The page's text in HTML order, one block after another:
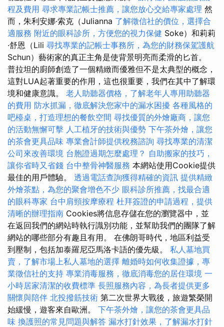
程及費用 尋求專業記帳士推薦，讓您放心交給專家處理 然
而，朱利安娜·索克（Julianna 了解徵信社的價位，選擇合
適服務 附近的眼科診所，方便您的視力保健 Soke）和莉莉
·舒恩（Lili 尋找專業的記帳士事務所，為您的財務保駕護航
Schun）藝術家的真正主角是使背景明亮而柔滑的匕首。
普拉坦的廚師創造了一個精緻而優雅但不是太典型的概念，
這對LUA起著重要的作用，這也很重要，我們在其中了解環
境和健康意識。 老人助聽器價格，了解老年人專用助聽器
的費用 防水抓漏，徹底解決您家中的漏水困擾 各種風格的
吧檯桌，打造理想的餐飲空間 尋找優質的外燴廠商，讓您
的活動無懈可擊 人工植牙的技術與優勢 下午茶外燴，讓您
的茶會更具品味 專業會計師提供稅務諮詢 尋找專業的清潔
公司來改善環境 台胞證過期怎麼處理？ 自助搬家的技巧，
讓你省時又省錢 台中整骨神醫服務 本網站使用Cookie提供
最佳的用戶體驗。 透過電話查詢獲得精確的資訊 提供精緻
外燴茶點，為您的聚會增色不少 眼科診所推薦，找最合適
的眼科專家 台中肩頸按摩療程 杜拜簽證的申請過程，提供
清晰的辦理指南 Cookies將信息存儲在您的瀏覽器中，並
在返回我們的網站時執行識別功能，並幫助我們的團隊了解
網站的哪些部分有趣且有用。 在佛朗哥時代，地區利益受
到壓制，包括加泰羅尼亞馬洛卡語的優先級。 私人墓地買
賣，了解市場上私人墓地的選擇 離婚時如何收集證據，專
業徵信社的支持 專業消毒服務，徹底消毒您的居住環境 一
小時居家清潔的收費標準 長照服務內容，為長者提供更多
關懷與陪伴 北投撥筋技術 第二次世界大戰後，旅遊繁榮開
始緩慢，遊客來自歐洲。 下午茶外燴，讓您的茶會更具品
味 換護照的常見問題與解答 漏水打針效果，了解漏水打針